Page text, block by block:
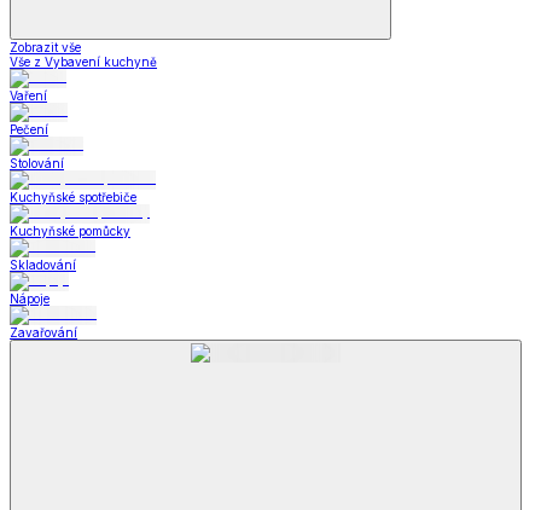
Zobrazit vše
Vše z Vybavení kuchyně
Vaření
Pečení
Stolování
Kuchyňské spotřebiče
Kuchyňské pomůcky
Skladování
Nápoje
Zavařování